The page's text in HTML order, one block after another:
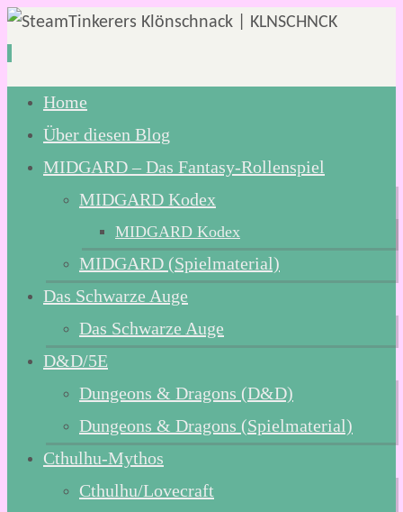
Zum
Inhalt
springen
Home
Über diesen Blog
MIDGARD – Das Fantasy-Rollenspiel
MIDGARD Kodex
MIDGARD Kodex
MIDGARD (Spielmaterial)
Das Schwarze Auge
Das Schwarze Auge
D&D/5E
Dungeons & Dragons (D&D)
Dungeons & Dragons (Spielmaterial)
Cthulhu-Mythos
Cthulhu/Lovecraft